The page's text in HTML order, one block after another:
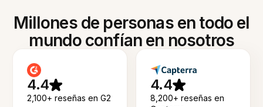
Millones de personas en todo el
mundo confían en nosotros
4.4
2,100+ reseñas en G2
4.4
8,200+ reseñas en